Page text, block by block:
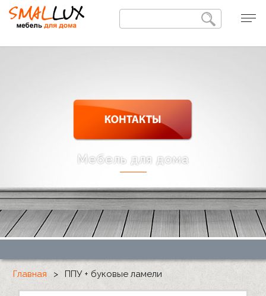
Мебель для дома
Главная > ППУ + буковые ламели